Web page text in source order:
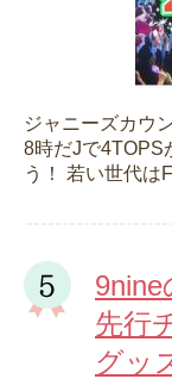
ジャニーズカウ
8時だJで4TOPS
う！ 若い世代は
先行
グッ